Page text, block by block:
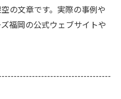
の文章です。実際の事例や
福岡の公式ウェブサイトや